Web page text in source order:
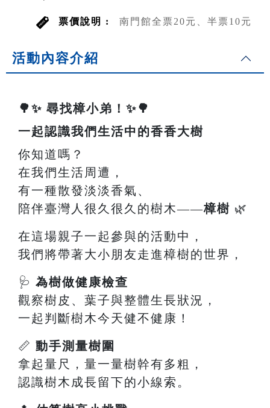
票價說明 : 南門館全票20元、半票10元
活動內容介紹
🌳✨ 尋找樟小弟！✨🌳
一起認識我們生活中的香香大樹
你知道嗎？
在我們生活周遭，
有一種散發淡淡香氣、
陪伴臺灣人很久很久的樹木——樟樹 🌿
在這場親子一起參與的活動中，
我們將帶著大小朋友走進樟樹的世界，
🩺 為樹做健康檢查
觀察樹皮、葉子與整體生長狀況，
一起判斷樹木今天健不健康！
📏 動手測量樹圍
拿起量尺，量一量樹幹有多粗，
認識樹木成長留下的小線索。